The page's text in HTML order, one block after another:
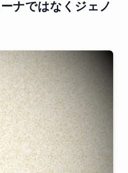
ナではなくジェノ